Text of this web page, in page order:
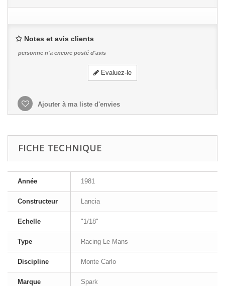
Notes et avis clients
personne n'a encore posté d'avis
Evaluez-le
Ajouter à ma liste d'envies
FICHE TECHNIQUE
Année 1981
Constructeur Lancia
Echelle "1/18"
Type Racing Le Mans
Discipline Monte Carlo
Marque Spark